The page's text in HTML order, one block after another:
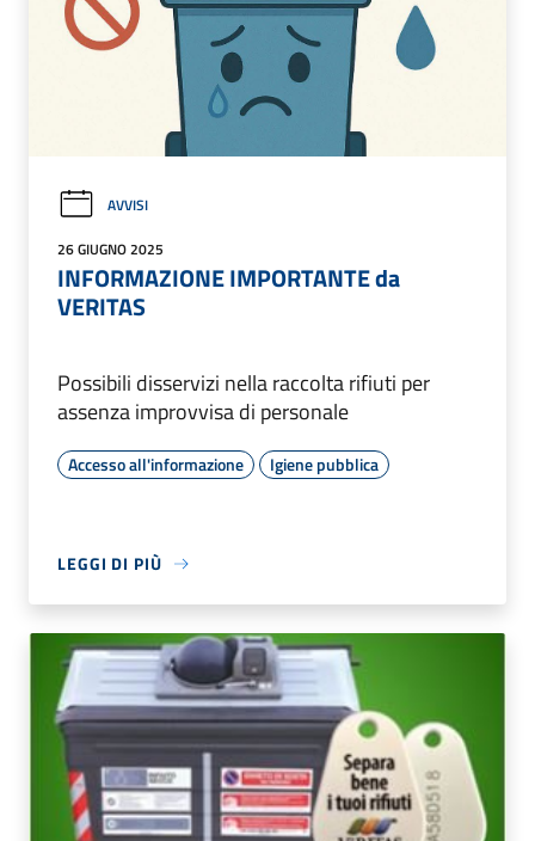
AVVISI
26 GIUGNO 2025
INFORMAZIONE IMPORTANTE da
VERITAS
Possibili disservizi nella raccolta rifiuti per
assenza improvvisa di personale
Accesso all'informazione Igiene pubblica
LEGGI DI PIÙ